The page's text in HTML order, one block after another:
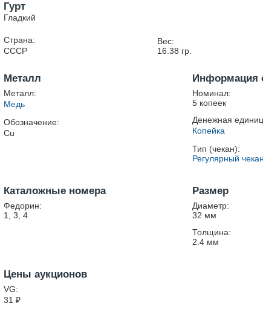
Гурт
Гладкий
Страна:
СССР
Вес:
16.38 гр.
Металл
Металл:
Медь
Обозначение:
Cu
Информация
Номинал:
5 копеек
Денежная
Копейка
Тип (чекан):
Регулярный
Каталожные номера
Федорин:
1, 3, 4
Размер
Диаметр:
32 мм
Толщина:
2.4 мм
Цены аукционов
VG:
31 ₽